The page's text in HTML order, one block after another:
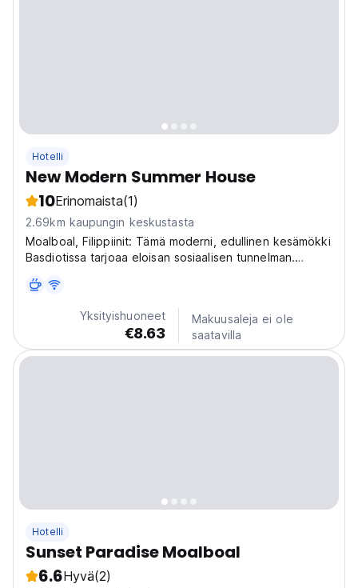
Hotelli
New Modern Summer House
10Erinomaista(1)
2.69km kaupungin keskustasta
Moalboal, Filippiinit: Tämä moderni, edullinen kesämökki
Basdiotissa tarjoaa eloisan sosiaalisen tunnelman.
tutkivat sardiiniparvia ja Kawasanin putouksia. Paras
kesämökki sosiaalisille seikkailijoille...
Yksityishuoneet
€8.63
Makuusaleja ei ole
saatavilla
Hotelli
Sunset Paradise Moalboal
6.6Hyvä(2)